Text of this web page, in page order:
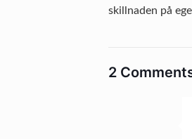
skillnaden på
2